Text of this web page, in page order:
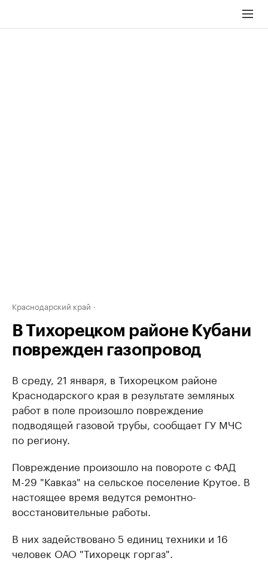
Краснодарский край
В Тихорецком районе Кубани
поврежден газопровод
В среду, 21 января, в Тихорецком районе
Краснодарского края в результате земляных
работ в поле произошло повреждение
подводящей газовой трубы, сообщает ГУ МЧС
по региону.
Повреждение произошло на повороте с ФАД
М-29 "Кавказ" на сельское поселение Крутое. В
настоящее время ведутся ремонтно-
восстановительные работы.
В них задействовано 5 единиц техники и 16
человек ОАО "Тихорецк горгаз".